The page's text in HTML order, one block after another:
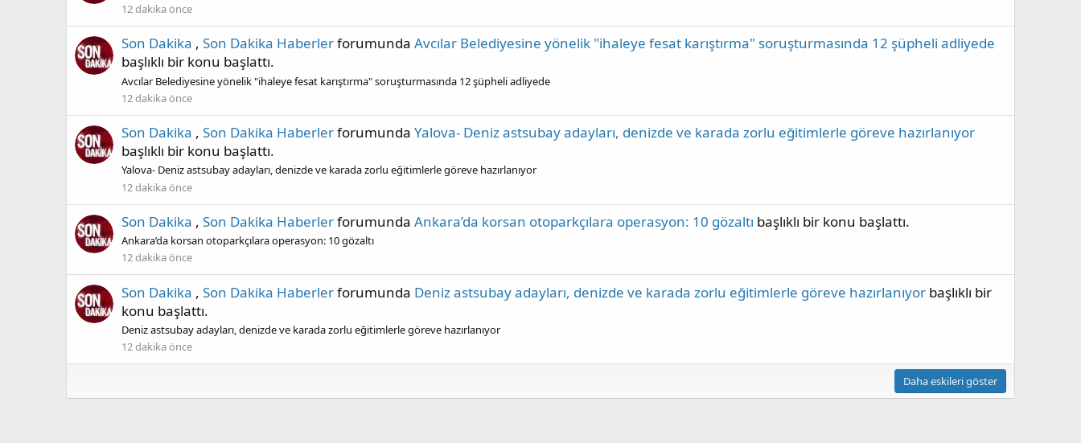
12 dakika önce
Son Dakika , Son Dakika Haberlerforumunda Avcılar Belediyesine yönelik "ihaleye fesat karıştırma" soruşturmasında 12 şüpheli adliyede
başlıklı bir konu başlattı.
Avcılar Belediyesine yönelik "ihaleye fesat karıştırma" soruşturmasında 12 şüpheli adliyede
12 dakika önce
Son Dakika , Son Dakika Haberlerforumunda Yalova- Deniz astsubay adayları, denizde ve karada zorlu eğitimlerle göreve hazırlanıyor
başlıklı bir konu başlattı.
Yalova- Deniz astsubay adayları, denizde ve karada zorlu eğitimlerle göreve hazırlanıyor
12 dakika önce
Son Dakika , Son Dakika Haberlerforumunda Ankara’da korsan otoparkçılara operasyon: 10 gözaltı başlıklı bir konu başlattı.
Ankara’da korsan otoparkçılara operasyon: 10 gözaltı
12 dakika önce
Son Dakika , Son Dakika Haberlerforumunda Deniz astsubay adayları, denizde ve karada zorlu eğitimlerle göreve hazırlanıyor başlıklı bir
konu başlattı.
Deniz astsubay adayları, denizde ve karada zorlu eğitimlerle göreve hazırlanıyor
12 dakika önce
Daha eskileri göster